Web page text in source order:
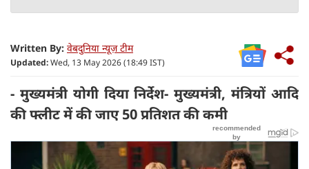
Written By: वेबदुनिया न्यूज़ टीम
Updated:Wed, 13 May 2026 (18:49 IST)
- मुख्यमंत्री योगी दिया निर्देश- मुख्यमंत्री, मंत्रियों आदि
की फ्लीट में की जाए 50 प्रतिशत की कमी